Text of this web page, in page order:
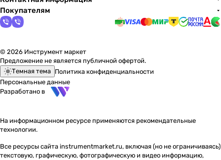
Покупателям
© 2026 Инструмент маркет
Предложение не является публичной офертой.
Темная тема Политика конфиденциальности
Персональные данные
Разработано в
На информационном ресурсе применяются рекомендательные
технологии.
Все ресурсы сайта instrumentmarket.ru, включая (но не ограничиваясь)
текстовую, графическую, фотографическую и видео информацию,